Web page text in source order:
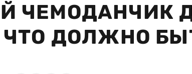
ЧЕМОДАНЧИК
ЧТО ДОЛЖНО